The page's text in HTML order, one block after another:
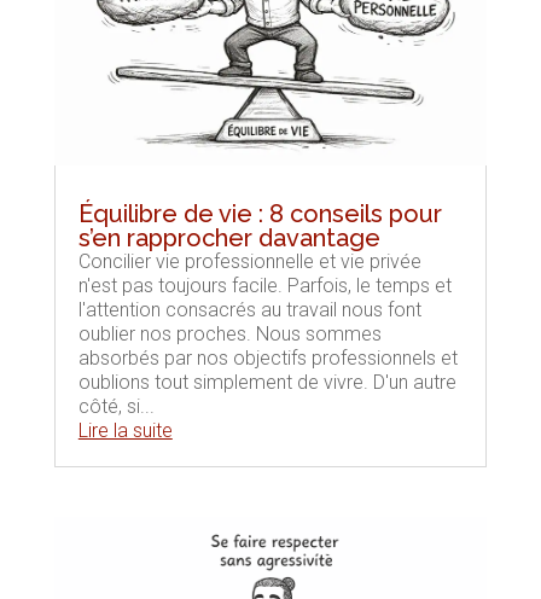
Équilibre de vie : 8 conseils pour
s’en rapprocher davantage
Concilier vie professionnelle et vie privée
n'est pas toujours facile. Parfois, le temps et
l'attention consacrés au travail nous font
oublier nos proches. Nous sommes
absorbés par nos objectifs professionnels et
oublions tout simplement de vivre. D'un autre
côté, si...
Lire la suite